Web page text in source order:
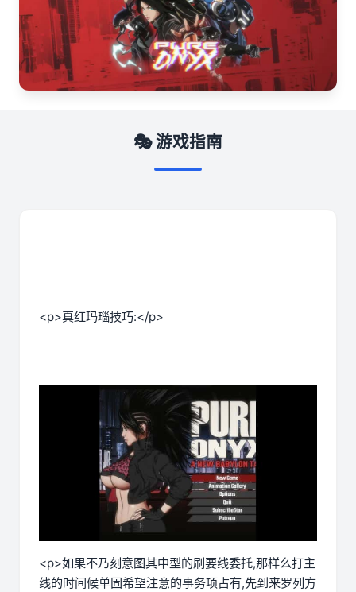
🎭 游戏指南
<p>真红玛瑙技巧:</p>
<p>如果不乃刻意图其中型的刷要线委托,那样么打主
线的时间候单固希望注意的事务项占有,先到来罗列方